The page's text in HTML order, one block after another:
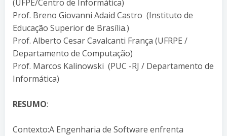
(UFPE/Centro de Informática)
Prof. Breno Giovanni Adaid Castro (Instituto de
Educação Superior de Brasília.)
Prof. Alberto Cesar Cavalcanti França (UFRPE /
Departamento de Computação)
Prof. Marcos Kalinowski (PUC -RJ / Departamento de
Informática)
RESUMO:
Contexto:A Engenharia de Software enfrenta